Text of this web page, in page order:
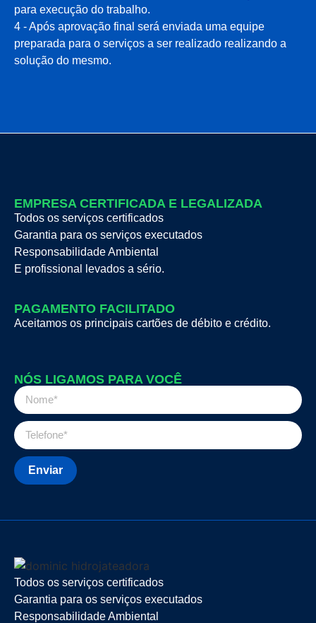
para execução do trabalho.
4 - Após aprovação final será enviada uma equipe
preparada para o serviços a ser realizado realizando a
solução do mesmo.
EMPRESA CERTIFICADA E LEGALIZADA
Todos os serviços certificados
Garantia para os serviços executados
Responsabilidade Ambiental
E profissional levados a sério.
PAGAMENTO FACILITADO
Aceitamos os principais cartões de débito e crédito.
NÓS LIGAMOS PARA VOCÊ
Enviar
Todos os serviços certificados
Garantia para os serviços executados
Responsabilidade Ambiental